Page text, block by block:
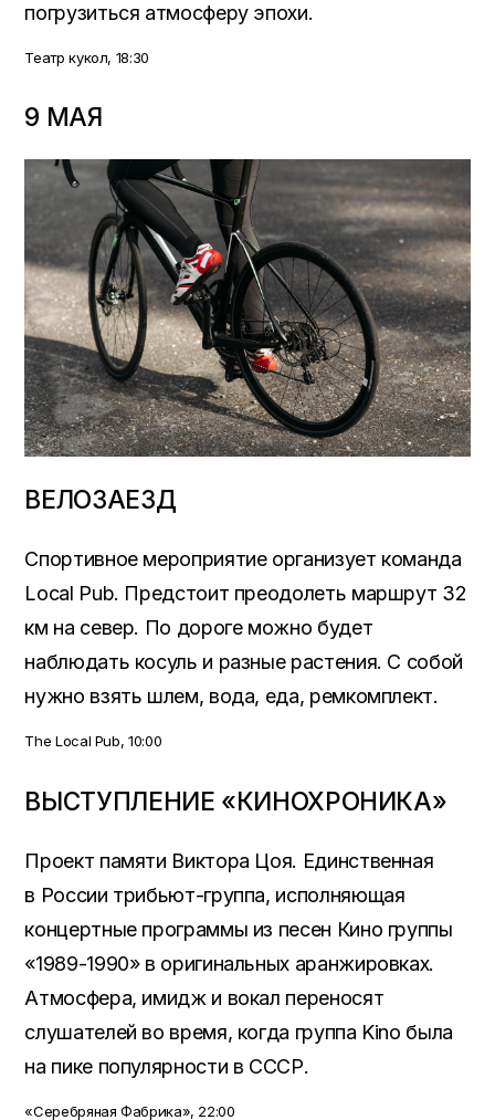
погрузиться атмосферу эпохи.
Театр кукол, 18:30
9 МАЯ
ВЕЛОЗАЕЗД
Спортивное мероприятие организует команда
Local Pub. Предстоит преодолеть маршрут 32
км на север. По дороге можно будет
наблюдать косуль и разные растения. С собой
нужно взять шлем, вода, еда, ремкомплект.
The Local Pub, 10:00
ВЫСТУПЛЕНИЕ «КИНОХРОНИКА»
Проект памяти Виктора Цоя. Единственная
в России трибьют-группа, исполняющая
концертные программы из песен Кино группы
«1989-1990» в оригинальных аранжировках.
Атмосфера, имидж и вокал переносят
слушателей во время, когда группа Kino была
на пике популярности в СССР.
«Серебряная Фабрика», 22:00